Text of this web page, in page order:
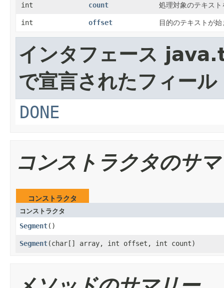
int count 処理対象のテキス
int offset 目的のテキストが
インタフェース
で宣言されたフィール
DONE
コンストラクタのサ
コンストラクタ
コンストラクタ
Segment()
Segment​(char[] array, int offset, int count)